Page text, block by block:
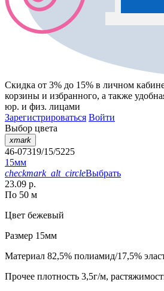
Скидка от 3% до 15% в личном
корзины и избранного, а также
юр. и физ. лицами
Зарегистрироваться Войти
Выбор цвета
xmark
46-07319/15/5225
15мм
checkmark_alt_circleВыбрать
23.09 р.
По 50 м
Цвет бежевый
Размер 15мм
Материал 82,5% полиамид/17,5%
Прочее плотность 3,5г/м,